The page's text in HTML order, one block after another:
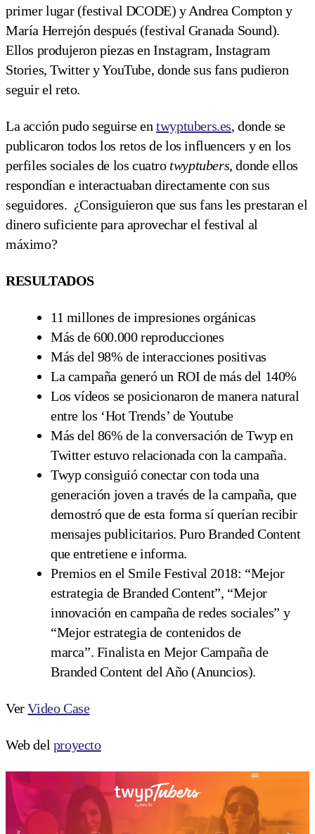
primer lugar (festival DCODE) y Andrea Compton y
María Herrejón después (festival Granada Sound).
Ellos produjeron piezas en Instagram, Instagram
Stories, Twitter y YouTube, donde sus fans pudieron
seguir el reto.
La acción pudo seguirse entwyptubers.es, donde se
publicaron todos los retos de los influencers y en los
perfiles sociales de los cuatro twyptubers, donde ellos
respondían e interactuaban directamente con sus
seguidores. ¿Consiguieron que sus fans les prestaran el
dinero suficiente para aprovechar el festival al
máximo?
RESULTADOS
11 millones de impresiones orgánicas
Más de 600.000 reproducciones
Más del 98% de interacciones positivas
La campaña generó un ROI de más del 140%
Los vídeos se posicionaron de manera natural
entre los ‘Hot Trends’ de Youtube
Más del 86% de la conversación de Twyp en
Twitter estuvo relacionada con la campaña.
Twyp consiguió conectar con toda una
generación joven a través de la campaña, que
demostró que de esta forma sí querían recibir
mensajes publicitarios. Puro Branded Content
que entretiene e informa.
Premios en el Smile Festival 2018: “Mejor
estrategia de Branded Content”, “Mejor
innovación en campaña de redes sociales” y
“Mejor estrategia de contenidos de
marca”. Finalista en Mejor Campaña de
Branded Content del Año (Anuncios).
VerVideo Case
Web del proyecto